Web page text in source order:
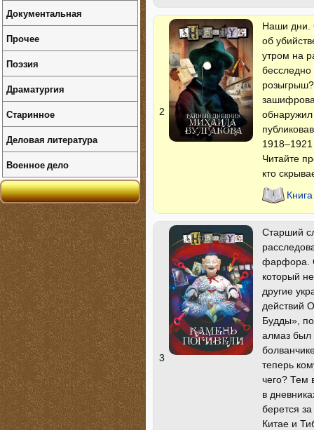
2
Наши дни.
об
утром на
Читайте
кто
3
Старший
фарфора.
который
другие
действий
Будды»,
алмаз был
теперь
чего? Тем
в
берется
Китае и
Документальная
Прочее
Поэзия
Драматургия
Старинное
Деловая литература
Военное дело